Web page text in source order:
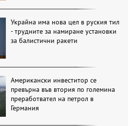
Украйна има нова цел в руския тил
- трудните за намиране установки
за балистични ракети
Американски инвеститор се
превърна във втория по големина
преработвател на петрол в
Германия